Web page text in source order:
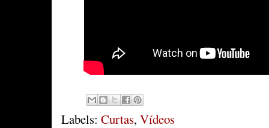
Labels: Curtas, Vídeos